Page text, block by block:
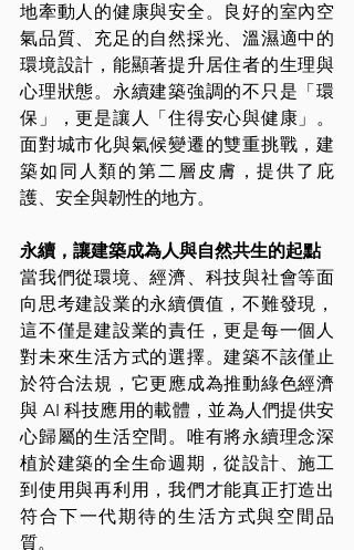
地牽動人的健康與安全。良好的室內空
氣品質、充足的自然採光、溫濕適中的
環境設計，能顯著提升居住者的生理與
心理狀態。永續建築強調的不只是「環
保」，更是讓人「住得安心與健康」。
面對城市化與氣候變遷的雙重挑戰，建
築如同人類的第二層皮膚，提供了庇
護、安全與韌性的地方。
永續，讓建築成為人與自然共生的起點
當我們從環境、經濟、科技與社會等面
向思考建設業的永續價值，不難發現，
這不僅是建設業的責任，更是每一個人
對未來生活方式的選擇。建築不該僅止
於符合法規，它更應成為推動綠色經濟
與 AI 科技應用的載體，並為人們提供安
心歸屬的生活空間。唯有將永續理念深
植於建築的全生命週期，從設計、施工
到使用與再利用，我們才能真正打造出
符合下一代期待的生活方式與空間品
質。